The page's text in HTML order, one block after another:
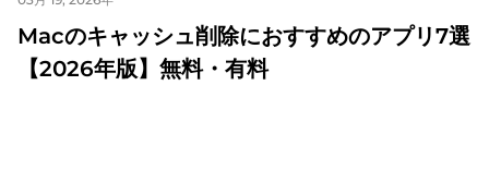
Macのキャッシュ削除におすすめのアプリ7選
【2026年版】無料・有料